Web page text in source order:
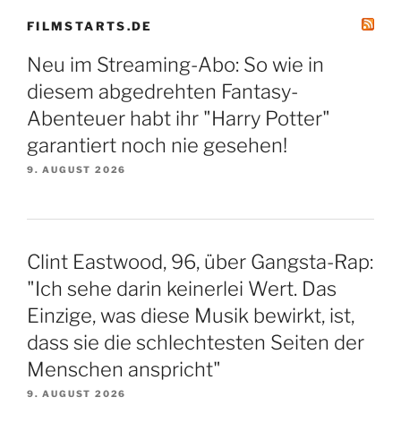
FILMSTARTS.DE
Neu im Streaming-Abo: So wie in
diesem abgedrehten Fantasy-
Abenteuer habt ihr "Harry Potter"
garantiert noch nie gesehen!
9. AUGUST 2026
Clint Eastwood, 96, über Gangsta-Rap:
"Ich sehe darin keinerlei Wert. Das
Einzige, was diese Musik bewirkt, ist,
dass sie die schlechtesten Seiten der
Menschen anspricht"
9. AUGUST 2026